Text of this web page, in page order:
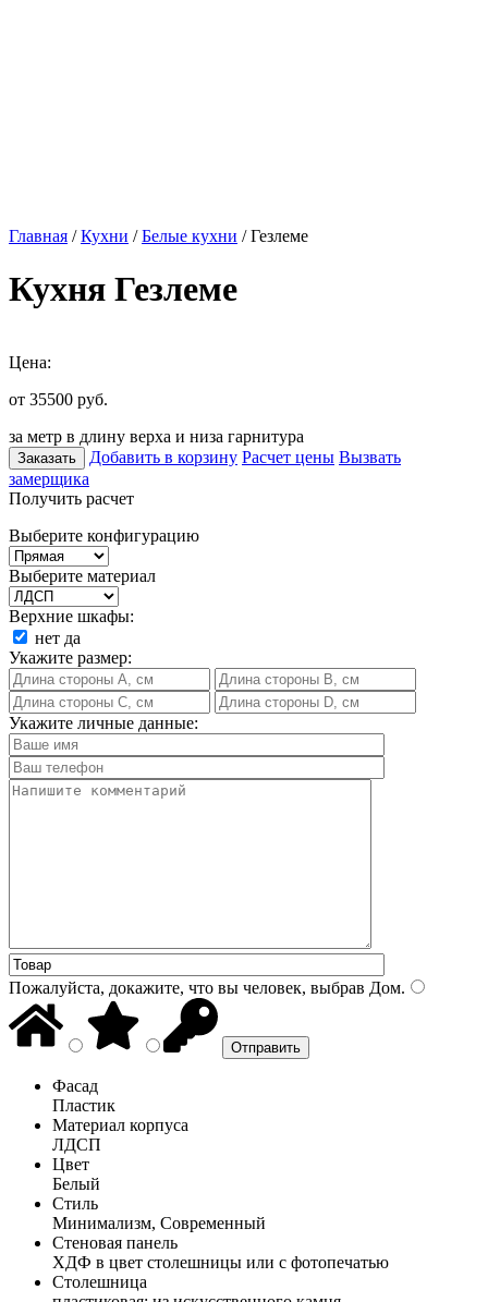
Главная /Кухни /Белые кухни / Гезлеме
Кухня Гезлеме
Цена:
от 35500 руб.
за метр в длину верха и низа гарнитура
Заказать Добавить в корзину Расчет цены Вызвать
замерщика
Получить расчет
Выберите конфигурацию
Выберите материал
Верхние шкафы:
нет да
Укажите размер:
Укажите личные данные:
Пожалуйста, докажите, что вы человек, выбрав Дом.
Фасад
Пластик
Материал корпуса
ЛДСП
Цвет
Белый
Стиль
Минимализм, Современный
Стеновая панель
ХДФ в цвет столешницы или с фотопечатью
Столешница